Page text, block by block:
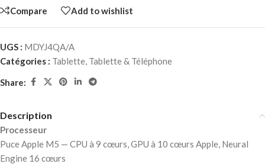
Compare Add to wishlist
UGS : MDYJ4QA/A
Catégories : Tablette, Tablette & Téléphone
Share:
Description
Processeur
Puce Apple M5 — CPU à 9 cœurs, GPU à 10 cœurs Apple, Neural
Engine 16 cœurs